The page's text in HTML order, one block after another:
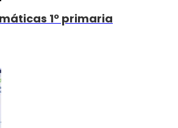
1º primaria